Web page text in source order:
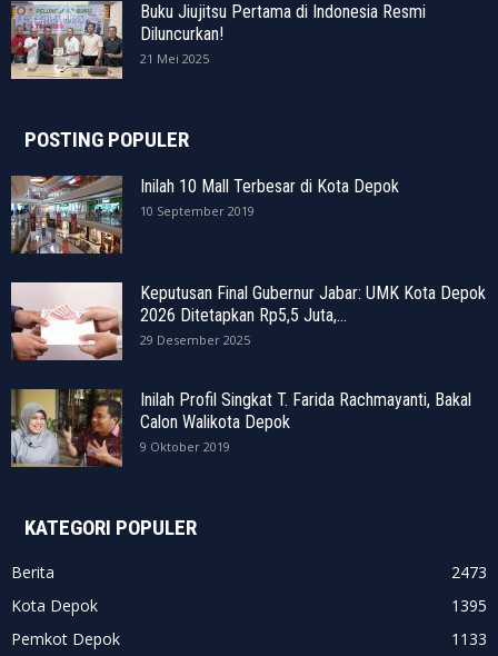
Buku Jiujitsu Pertama di Indonesia Resmi
Diluncurkan!
21 Mei 2025
POSTING POPULER
Inilah 10 Mall Terbesar di Kota Depok
10 September 2019
Keputusan Final Gubernur Jabar: UMK Kota Depok
2026 Ditetapkan Rp5,5 Juta,...
29 Desember 2025
Inilah Profil Singkat T. Farida Rachmayanti, Bakal
Calon Walikota Depok
9 Oktober 2019
KATEGORI POPULER
Berita
2473
Kota Depok
1395
Pemkot Depok
1133